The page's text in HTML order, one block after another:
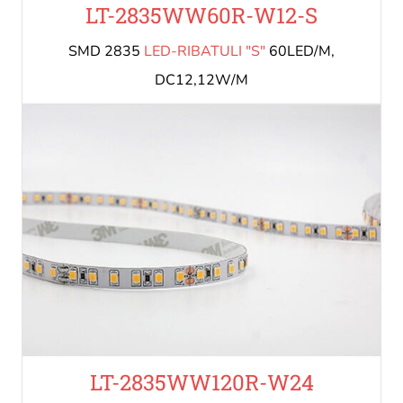
LT-2835WW60R-W12-S
SMD 2835 LED-RIBATULI "S" 60LED/M,
DC12,12W/M
LT-2835WW120R-W24